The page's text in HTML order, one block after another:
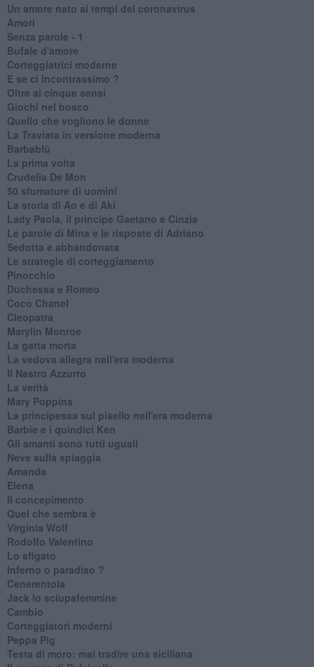
Un amore nato ai tempi del coronavirus
Amori
Senza parole - 1
Bufale d'amore
Corteggiatrici moderne
E se ci incontrassimo ?
Oltre ai cinque sensi
Giochi nel bosco
Quello che vogliono le donne
La Traviata in versione moderna
Barbablù
La prima volta
Crudelia De Mon
50 sfumature di uomini
La storia di Ao e di Aki
Lady Paola, il principe Gaetano e Cinzia
Le parole di Mina e le risposte di Adriano
Sedotta e abbandonata
Le strategie di corteggiamento
Pinocchio
Duchessa e Romeo
Coco Chanel
Cleopatra
Marylin Monroe
La gatta morta
La vedova allegra nell'era moderna
​Il Nastro Azzurro
La verità
Mary Poppins
La principessa sul pisello nell'era moderna
Barbie e i quindici Ken
Gli amanti sono tutti uguali
Neve sulla spiaggia
Amanda
Elena
Il concepimento
Quel che sembra è
Virginia Wolf
Rodolfo Valentino
Lo sfigato
Inferno o paradiso ?
Cenerentola
Jack lo sciupafemmine
Cambio
Corteggiatori moderni
Peppa Pig
Testa di moro: mai tradire una siciliana